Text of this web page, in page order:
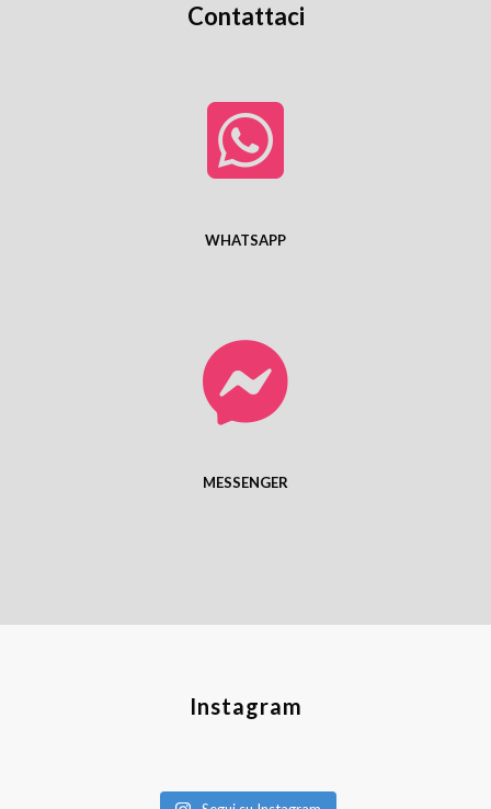
Contattaci
WHATSAPP
MESSENGER
Instagram